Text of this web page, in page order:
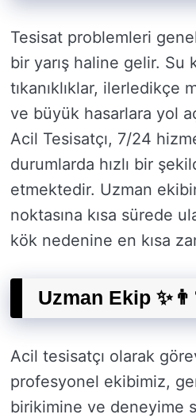
Tesisat problemleri
bir yarış haline gelir. Su
tıkanıklıklar, ilerledikçe
ve büyük hasarlara yol
Acil Tesisatçı, 7/24
durumlarda hızlı bir
etmektedir. Uzman
noktasına kısa sürede
kök nedenine en kısa
Uzman Ekip
Acil tesisatçı olarak
profesyonel ekibimiz,
birikimine ve deneyime